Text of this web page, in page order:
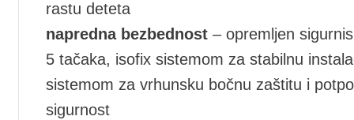
rastu deteta
napredna bezbednost – opremljen
5 tačaka, isofix sistemom za stabilnu
sistemom za vrhunsku bočnu zaštitu i
sigurnost